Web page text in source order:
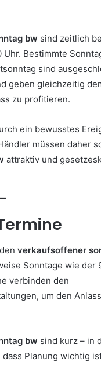
bw sind zeitlich
Uhr. Bestimmte
sind
geben gleichzeitig
zu profitieren.
ein bewusstes
müssen daher
attraktiv und
verkaufsoffener
Sonntage wie der
verbinden den
um den
bw sind kurz – in
Planung wichtig